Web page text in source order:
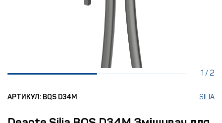
1 /2
АРТИКУЛ: BQS D34M SILIA